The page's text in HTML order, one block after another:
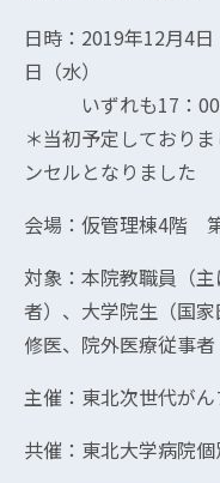
日時：2019年12月4
日（水）
いずれも17：00
＊当初予定しており
ンセルとなりました
会場：仮管理棟4階
対象：本院教職員（
者）、大学院生（国
修医、院外医療従事者
主催：東北次世代が
共催：東北大学病院